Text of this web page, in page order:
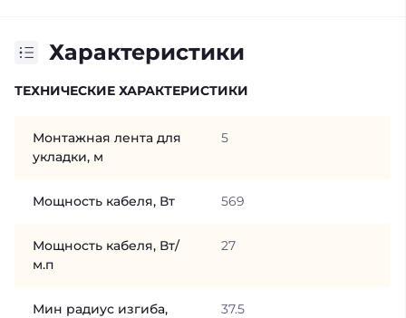
Характеристики
ТЕХНИЧЕСКИЕ ХАРАКТЕРИСТИКИ
Монтажная лента для
укладки, м
5
Мощность кабеля, Вт 569
Мощность кабеля, Вт/
м.п
27
Мин радиус изгиба,
37.5